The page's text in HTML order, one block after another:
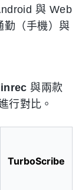
與 Web
勤（手機）與
與兩款
行對比。
TurboScribe